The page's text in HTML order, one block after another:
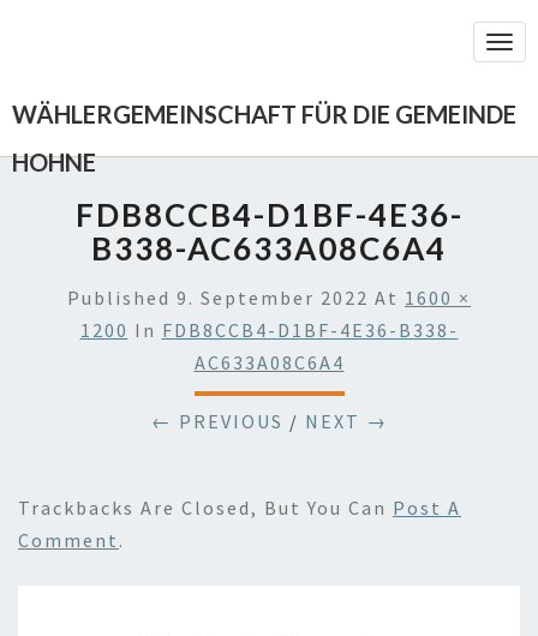
WÄHLERGEMEINSCHAFT FÜR DIE GEMEINDE
HOHNE
FDB8CCB4-D1BF-4E36-
B338-AC633A08C6A4
Published 9. September 2022 At 1600 ×
1200 In FDB8CCB4-D1BF-4E36-B338-
AC633A08C6A4
← PREVIOUS / NEXT →
Trackbacks Are Closed, But You Can Post A
Comment .